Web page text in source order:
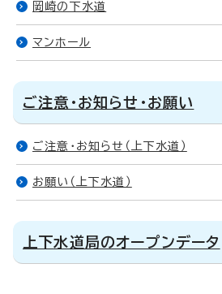
岡崎の下水道
マンホール
ご注意・お知らせ・お願い
ご注意・お知らせ（上下水道）
お願い（上下水道）
上下水道局のオープンデータ